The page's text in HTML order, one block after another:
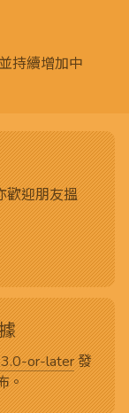
持續增加中
歡迎朋友搵
or-later發
。